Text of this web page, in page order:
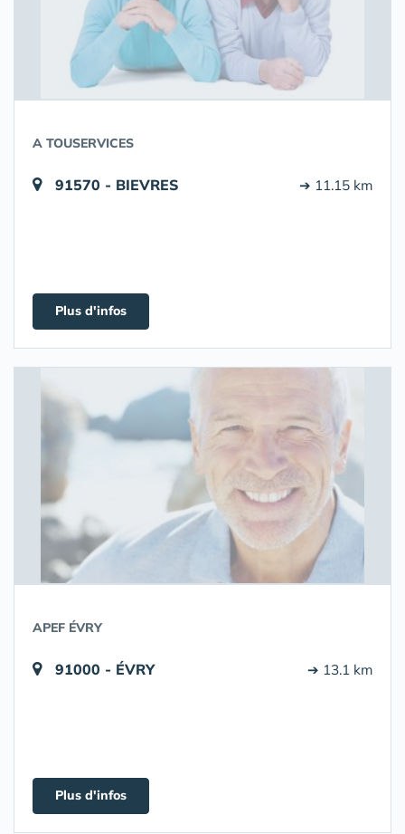
A TOUSERVICES
91570 - BIEVRES ➔ 11.15 km
Plus d'infos
APEF ÉVRY
91000 - ÉVRY ➔ 13.1 km
Plus d'infos